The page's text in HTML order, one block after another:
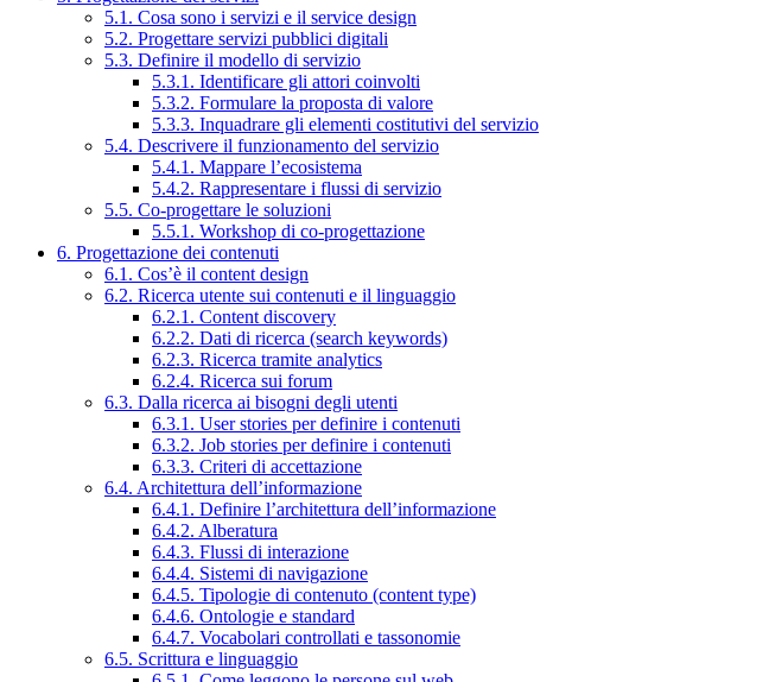
5.1. Cosa sono i servizi e il service design
5.2. Progettare servizi pubblici digitali
5.3. Definire il modello di servizio
5.3.1. Identificare gli attori coinvolti
5.3.2. Formulare la proposta di valore
5.3.3. Inquadrare gli elementi costitutivi del servizio
5.4. Descrivere il funzionamento del servizio
5.4.1. Mappare l’ecosistema
5.4.2. Rappresentare i flussi di servizio
5.5. Co-progettare le soluzioni
5.5.1. Workshop di co-progettazione
6. Progettazione dei contenuti
6.1. Cos’è il content design
6.2. Ricerca utente sui contenuti e il linguaggio
6.2.1. Content discovery
6.2.2. Dati di ricerca (search keywords)
6.2.3. Ricerca tramite analytics
6.2.4. Ricerca sui forum
6.3. Dalla ricerca ai bisogni degli utenti
6.3.1. User stories per definire i contenuti
6.3.2. Job stories per definire i contenuti
6.3.3. Criteri di accettazione
6.4. Architettura dell’informazione
6.4.1. Definire l’architettura dell’informazione
6.4.2. Alberatura
6.4.3. Flussi di interazione
6.4.4. Sistemi di navigazione
6.4.5. Tipologie di contenuto (content type)
6.4.6. Ontologie e standard
6.4.7. Vocabolari controllati e tassonomie
6.5. Scrittura e linguaggio